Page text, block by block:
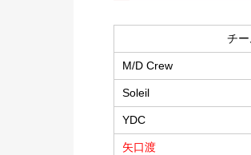
チー
M/D Crew
Soleil
YDC
矢口渡